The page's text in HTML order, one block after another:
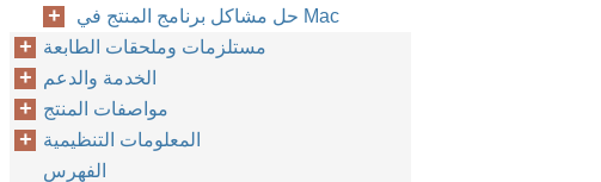
حل مشاكل برنامج المنتج في Mac
مستلزمات وملحقات الطابعة
الخدمة والدعم
مواصفات المنتج
المعلومات التنظيمية
الفهرس